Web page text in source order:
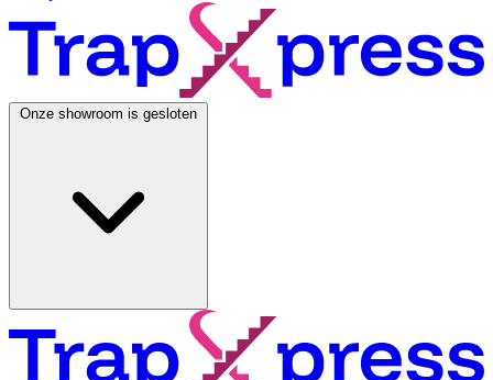
Onze showroom is gesloten